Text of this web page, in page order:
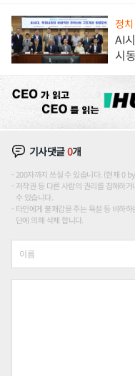
정치
AI
시
기사댓글0개
200자까지 쓰실 수 있습니다. (현재 0
저작권 등 다른 사람의 권리를 침해하
수 있습니다.
타인에게 불쾌감을 주는 욕설 등 비하
단에 의해 삭제 합니다.